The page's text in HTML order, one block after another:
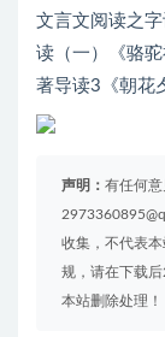
文言文阅读之
读（一）《骆
著导读3《朝花
声明： 有任何意
收集，不代表
规，请在下载
本站删除处理